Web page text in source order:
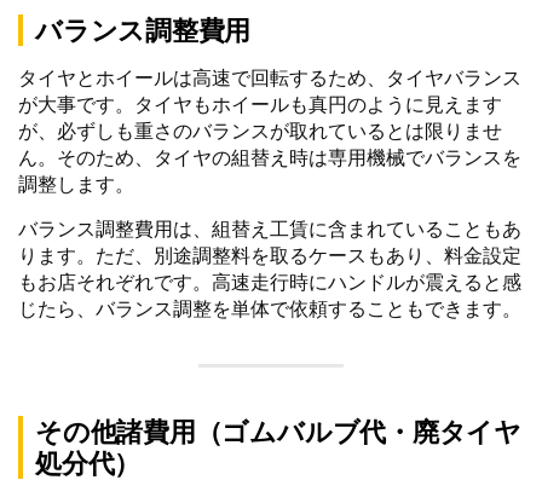
バランス調整費用
タイヤとホイールは高速で回転するため、タイヤバランス
が大事です。タイヤもホイールも真円のように見えます
が、必ずしも重さのバランスが取れているとは限りませ
ん。そのため、タイヤの組替え時は専用機械でバランスを
調整します。
バランス調整費用は、組替え工賃に含まれていることもあ
ります。ただ、別途調整料を取るケースもあり、料金設定
もお店それぞれです。高速走行時にハンドルが震えると感
じたら、バランス調整を単体で依頼することもできます。
その他諸費用（ゴムバルブ代・廃タイヤ
処分代）